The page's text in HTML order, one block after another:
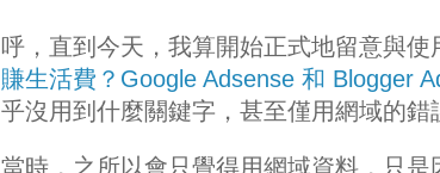
呼，直到今天，我算開始正式地留意與
賺生活費？Google Adsense 和 Blogger
乎沒用到什麼關鍵字，甚至僅用網域的
當時，之所以會只覺得用網域資料，只是